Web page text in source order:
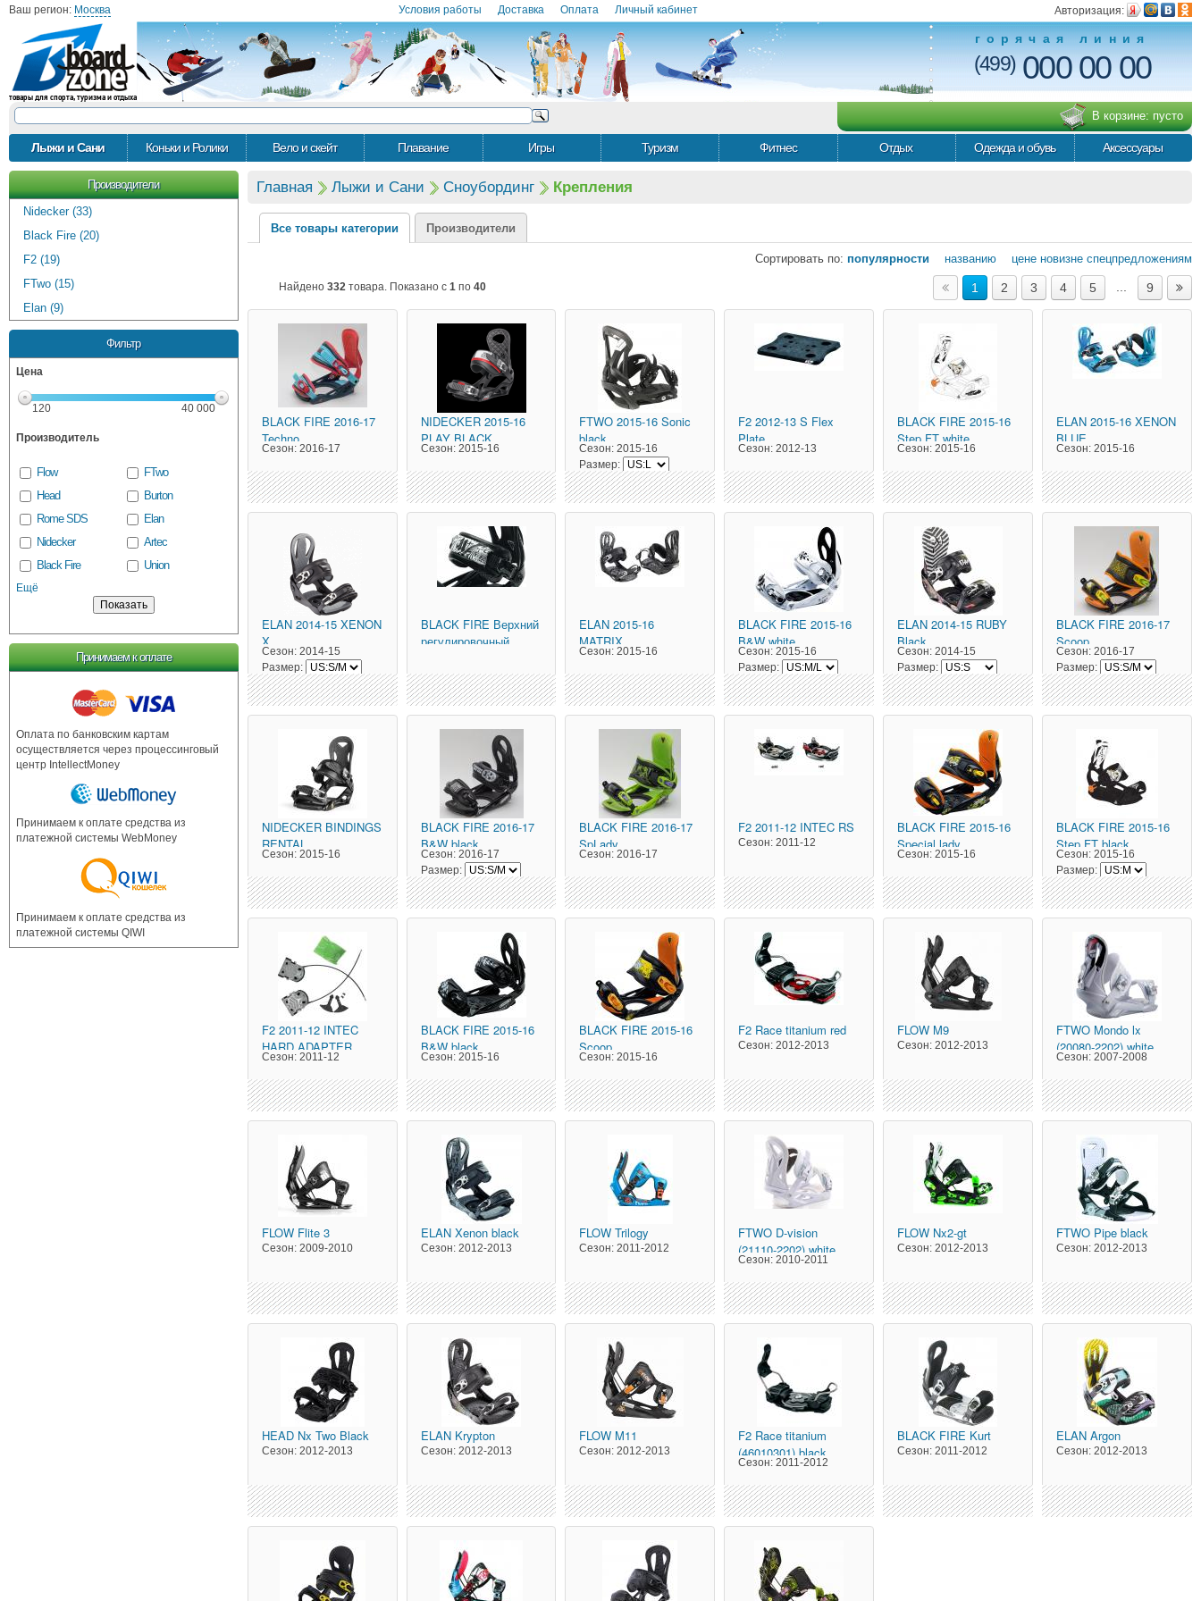
Ваш регион: Москва Условия работы Доставка Оплата Личный кабинет Авторизация:
товары для спорта, туризма и отдыха
горячая линия
(499)000 00 00
В корзине: пусто
Лыжи и Сани Коньки и Ролики Вело и скейт Плавание Игры Туризм Фитнес Отдых Одежда и обувь Аксессуары
Производители
Nidecker (33)
Black Fire (20)
F2 (19)
FTwo (15)
Elan (9)
Фильтр
Цена
120 40 000
Производитель
Flow
Head
Rome SDS
Nidecker
Black Fire
FTwo
Burton
Elan
Artec
Union
Ещё
Принимаем к оплате
Оплата по банковским картам
осуществляется через процессинговый
центр IntellectMoney
Принимаем к оплате средства из
платежной системы WebMoney
Принимаем к оплате средства из
платежной системы QIWI
Главная Лыжи и Сани Сноубординг Крепления
Все товары категории Производители
Сортировать по: популярности названию цене новизне спецпредложениям
Найдено 332товара. Показано с 1по 40 1 2 3 4 5 9
BLACK FIRE 2016-17
Techno
Сезон: 2016-17
NIDECKER 2015-16
PLAY BLACK
Сезон: 2015-16
FTWO 2015-16 Sonic
black
Сезон:2015-16
Размер:
F2 2012-13 S Flex
Plate
Сезон:2012-13
BLACK FIRE 2015-16
Step FT white
Сезон:2015-16
ELAN 2015-16 XENON
BLUE
Сезон:2015-16
ELAN 2014-15 XENON
X
Сезон: 2014-15
Размер:
BLACK FIRE Верхний
регулировочный
ELAN 2015-16
MATRIX
Сезон:2015-16
BLACK FIRE 2015-16
B&W white
Сезон:2015-16
Размер:
ELAN 2014-15 RUBY
Black
Сезон:2014-15
Размер:
BLACK FIRE 2016-17
Scoop
Сезон:2016-17
Размер:
NIDECKER BINDINGS
RENTAL
Сезон: 2015-16
BLACK FIRE 2016-17
B&W black
Сезон: 2016-17
Размер:
BLACK FIRE 2016-17
SpLady
Сезон:2016-17
F2 2011-12 INTEC RS
Сезон:2011-12
BLACK FIRE 2015-16
Special lady
Сезон:2015-16
BLACK FIRE 2015-16
Step FT black
Сезон:2015-16
Размер:
F2 2011-12 INTEC
HARD ADAPTER
Сезон: 2011-12
BLACK FIRE 2015-16
B&W black
Сезон: 2015-16
BLACK FIRE 2015-16
Scoop
Сезон:2015-16
F2 Race titanium red
Сезон:2012-2013
FLOW M9
Сезон:2012-2013
FTWO Mondo lx
(20080-2202) white
Сезон:2007-2008
FLOW Flite 3
Сезон: 2009-2010
ELAN Xenon black
Сезон: 2012-2013
FLOW Trilogy
Сезон:2011-2012
FTWO D-vision
(21110-2202) white
Сезон:2010-2011
FLOW Nx2-gt
Сезон:2012-2013
FTWO Pipe black
Сезон:2012-2013
HEAD Nx Two Black
Сезон: 2012-2013
ELAN Krypton
Сезон: 2012-2013
FLOW M11
Сезон:2012-2013
F2 Race titanium
(46010301) black
Сезон:2011-2012
BLACK FIRE Kurt
Сезон:2011-2012
ELAN Argon
Сезон:2012-2013